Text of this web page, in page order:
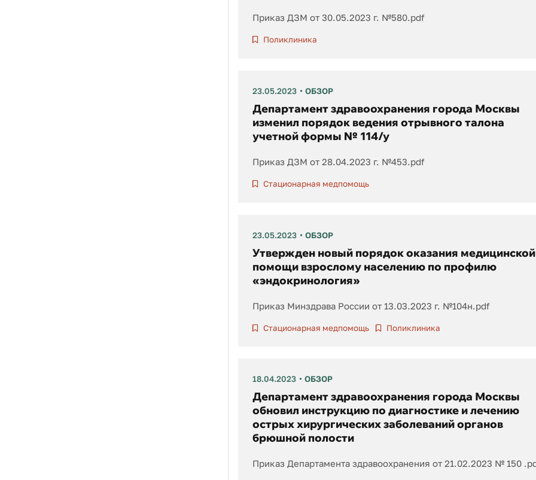
Приказ ДЗМ от 30.05.2023 г. №580.pdf
Поликлиника
23.05.2023 ОБЗОР
Департамент здравоохранения города Москвы
изменил порядок ведения отрывного талона
учетной формы № 114/у
Приказ ДЗМ от 28.04.2023 г. №453.pdf
Стационарная медпомощь
23.05.2023 ОБЗОР
Утвержден новый порядок оказания медицинской
помощи взрослому населению по профилю
«эндокринология»
Приказ Минздрава России от 13.03.2023 г. №104н.pdf
Стационарная медпомощь Поликлиника
18.04.2023 ОБЗОР
Департамент здравоохранения города Москвы
обновил инструкцию по диагностике и лечению
острых хирургических заболеваний органов
брюшной полости
Приказ Департамента здравоохранения от 21.02.2023 № 150